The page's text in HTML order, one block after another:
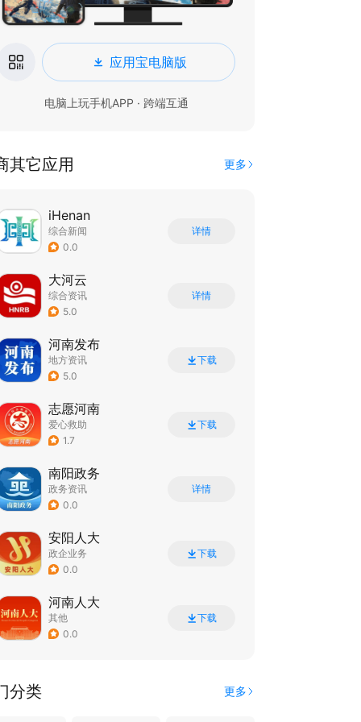
应用宝电脑版
电脑上玩手机APP · 跨端互通
其它应用 更多
iHenan
综合新闻
0.0
详情
大河云
综合资讯
5.0
详情
河南发布
地方资讯
5.0
下载
志愿河南
爱心救助
1.7
下载
南阳政务
政务资讯
0.0
详情
安阳人大
政企业务
0.0
下载
河南人大
其他
0.0
下载
分类 更多